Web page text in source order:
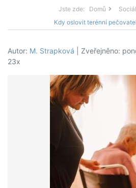
Jste zde: Domů
Kdy oslovit terénní
Autor: M. Strapková | Zveřejněno:
23x